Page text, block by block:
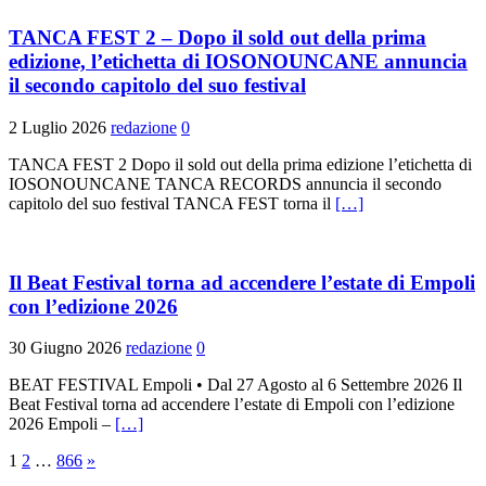
TANCA FEST 2 – Dopo il sold out della prima
edizione, l’etichetta di IOSONOUNCANE annuncia
il secondo capitolo del suo festival
2 Luglio 2026 redazione 0
TANCA FEST 2 Dopo il sold out della prima edizione l’etichetta di
IOSONOUNCANE TANCA RECORDS annuncia il secondo
capitolo del suo festival TANCA FEST torna il […]
Il Beat Festival torna ad accendere l’estate di Empoli
con l’edizione 2026
30 Giugno 2026 redazione 0
BEAT FESTIVAL Empoli • Dal 27 Agosto al 6 Settembre 2026 Il
Beat Festival torna ad accendere l’estate di Empoli con l’edizione
2026 Empoli – […]
Paginazione
1 2 … 866 »